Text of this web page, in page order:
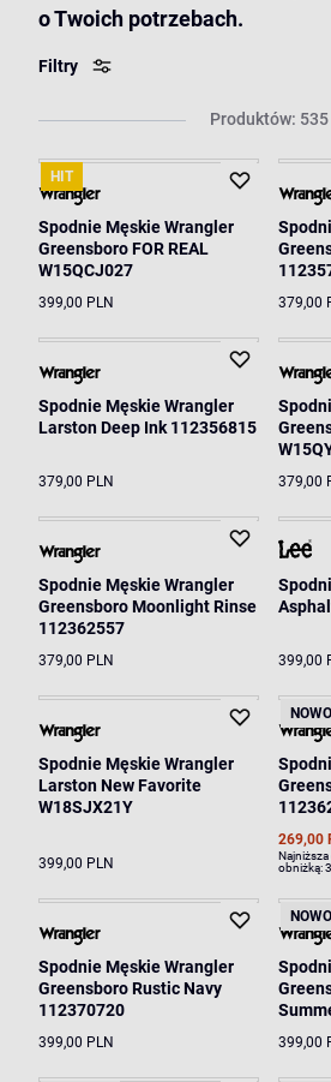
o Twoich potrzebach.
Filtry
Produktów: 535
HIT
Spodnie Męskie Wrangler
Greensboro FOR REAL
W15QCJ027
399,00 PLN 379,00
Spodnie Męskie Wrangler
Larston Deep Ink 112356815
379,00 PLN 379,00
Spodnie Męskie Wrangler
Greensboro Moonlight Rinse
112362557
379,00 PLN 399,00
Spodnie Męskie Wrangler
Larston New Favorite
W18SJX21Y
399,00 PLN
269,00
Najniższa
obniżką:
Spodnie Męskie Wrangler
Greensboro Rustic Navy
112370720
399,00 PLN 399,00